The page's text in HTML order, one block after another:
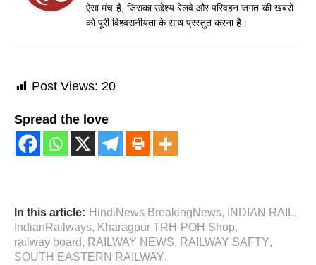
ऐसा मंच है, जिसका उद्देश्य रेलवे और परिवहन जगत की खबरों
को पूरी विश्वसनीयता के साथ प्रस्तुत करना है।
Post Views: 20
Spread the love
In this article: HindiNews BreakingNews, INDIAN RAIL ,
IndianRailways, Kharagpur TRH-POH Shop,
railway board, RAILWAY NEWS, RAILWAY SAFTY,
SOUTH EASTERN RAILWAY,